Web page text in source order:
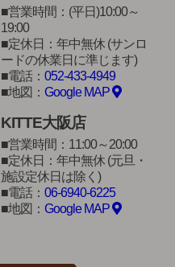
営業時間：(平日)10:00～
19:00
定休日：年中無休 (サンロ
ードの休業日に準じます)
電話： 052-433-4949
地図： Google MAP
KITTE大阪店
営業時間：11:00～20:00
定休日：年中無休 (元旦・
施設定休日は除く)
電話： 06-6940-6225
地図： Google MAP